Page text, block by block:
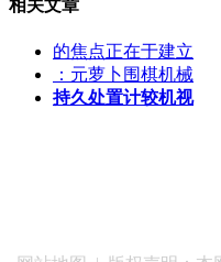
相关文章
的焦点正在于建立
：元萝卜围棋机械
持久处置计较机视